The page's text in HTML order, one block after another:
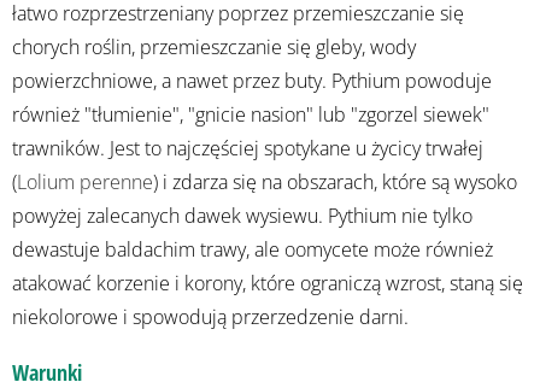
łatwo rozprzestrzeniany poprzez przemieszczanie się
chorych roślin, przemieszczanie się gleby, wody
powierzchniowe, a nawet przez buty. Pythium powoduje
również "tłumienie", "gnicie nasion" lub "zgorzel siewek"
trawników. Jest to najczęściej spotykane u życicy trwałej
(Lolium perenne) i zdarza się na obszarach, które są wysoko
powyżej zalecanych dawek wysiewu. Pythium nie tylko
dewastuje baldachim trawy, ale oomycete może również
atakować korzenie i korony, które ograniczą wzrost, staną się
niekolorowe i spowodują przerzedzenie darni.
Warunki